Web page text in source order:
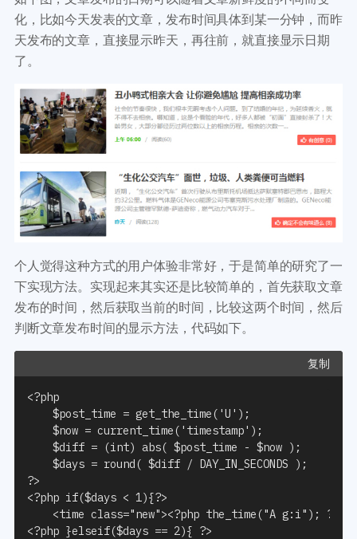
后台开发定制
前端开发技巧
WP新闻资讯
性能优化
WordPress数据库
电子商务和支付
服务咨询 登录
化，比如今天发表的文章，发布时间具体到某一分钟，而昨
天发布的文章，直接显示昨天，再往前，就直接显示日期
了。
个人觉得这种方式的用户体验非常好，于是简单的研究了一
下实现方法。实现起来其实还是比较简单的，首先获取文章
发布的时间，然后获取当前的时间，比较这两个时间，然后
判断文章发布时间的显示方法，代码如下。
复制
<?php
    $post_time = get_the_time('U');
    $now = current_time('timestamp');
    $diff = (int) abs( $post_time - $now );
    $days = round( $diff / DAY_IN_SECONDS );
?>
<?php if($days < 1){?>
<time class="new"><?php the_time("A g:i"); ?></
<?php }elseif($days == 2){ ?>